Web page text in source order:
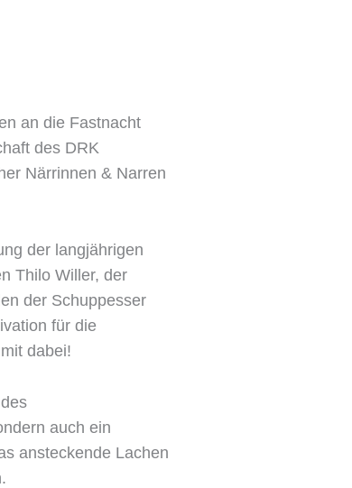
an die Fastnacht
des DRK
Närrinnen & Narren
der langjährigen
Thilo Willer, der
der Schuppesser
für die
dabei!
auch ein
ansteckende Lachen